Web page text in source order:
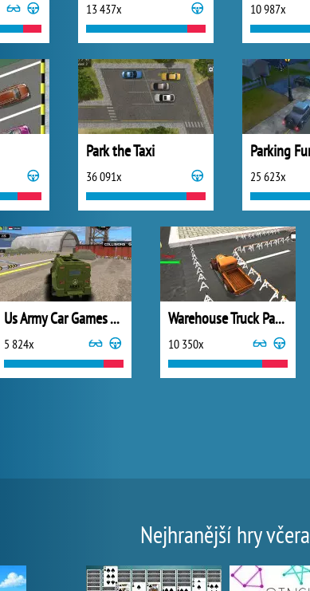
13 437x 10 987x
Park the Taxi
36 091x 25 623x
Us Army Car Games Truck Driving
5 824x
Warehouse Truck Parking
10 350x
Nejhranější hry včera